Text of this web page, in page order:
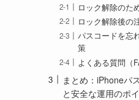
ロック解除のた
ロック解除後の
パスコードを忘
策
よくある質問（
まとめ：iPhoneパ
と安全な運用のポ